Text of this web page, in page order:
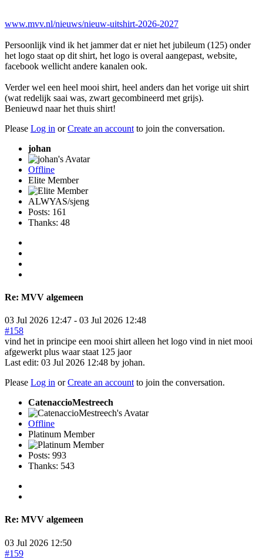
www.mvv.nl/nieuws/nieuw-uitshirt-2026-2027
Persoonlijk vind ik het jammer dat er niet het jubileum (125) onder
het logo staat op dit shirt, het logo is overal aangepast, website,
facebook wellicht andere kanalen ook.
Verder wel een heel mooi shirt, heel anders dan het vorige uit shirt
(wat redelijk saai was, zwart gecombineerd met grijs).
Benieuwd naar het thuis shirt!
Please Log in orCreate an account to join the conversation.
johan
Offline
Elite Member
ALWYAS/sjeng
Posts: 161
Thanks: 48
Re: MVV algemeen
03 Jul 2026 12:47 - 03 Jul 2026 12:48
#158
vind het in principe een mooi shirt alleen het logo vind in niet mooi
afgewerkt plus waar staat 125 jaor
Last edit: 03 Jul 2026 12:48 by johan.
Please Log in orCreate an account to join the conversation.
CatenaccioMestreech
Offline
Platinum Member
Posts: 993
Thanks: 543
Re: MVV algemeen
03 Jul 2026 12:50
#159